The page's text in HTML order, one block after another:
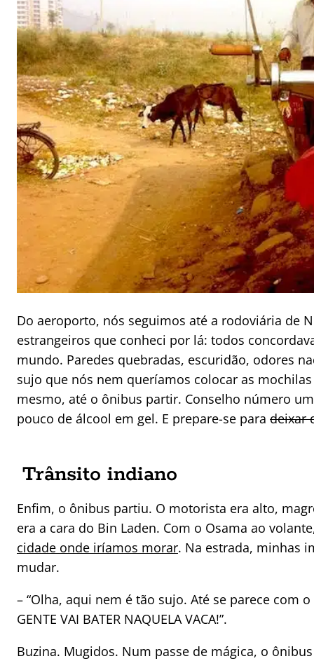
Do aeroporto, nós seguimos até a rodoviária de
estrangeiros que conheci por lá: todos
mundo. Paredes quebradas, escuridão, odores
sujo que nós nem queríamos colocar as
mesmo, até o ônibus partir. Conselho número
pouco de álcool em gel. E prepare-se para deixar
Trânsito indiano
Enfim, o ônibus partiu. O motorista era alto,
era a cara do Bin Laden. Com o Osama ao
cidade onde iríamos morar. Na estrada, minhas
mudar.
– “Olha, aqui nem é tão sujo. Até se parece com
GENTE VAI BATER NAQUELA VACA!”.
Buzina. Mugidos. Num passe de mágica, o